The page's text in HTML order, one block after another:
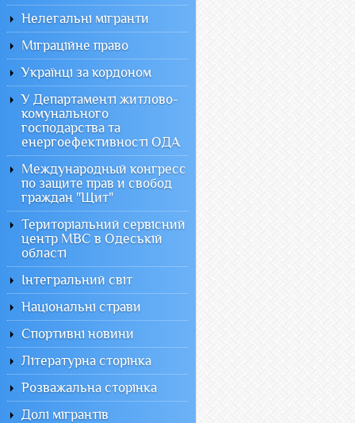
Нелегальні мігранти
Міграційне право
Українці за кордоном
У Департаменті житлово-
комунального
господарства та
енергоефективності ОДА
Международный конгресс
по защите прав и свобод
граждан "Щит"
Територіальний сервісний
центр МВС в Одеській
області
Інтегральний світ
Національні страви
Спортивні новини
Літературна сторінка
Розважальна сторінка
Долі мігрантів